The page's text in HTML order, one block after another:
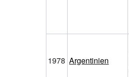
1978 Argentinien